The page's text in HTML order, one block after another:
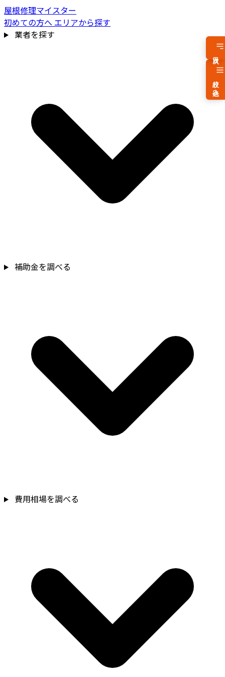
屋根修理マイスター
初めての方へ エリアから探す
業者を探す
補助金を調べる
費用相場を調べる
費用相場を見る
絞り込み